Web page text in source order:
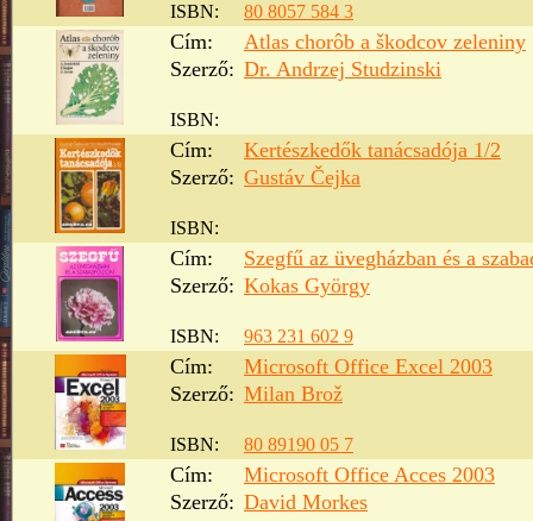
ISBN: 80 8057 584 3
Cím:
Atlas chorôb a škodcov zeleniny
Szerző: Dr. Andrzej Studzinski
ISBN:
Cím:
Kertészkedők tanácsadója 1/2
Szerző: Gustáv Čejka
ISBN:
Cím:
Szegfű az üvegházban és a
Szerző: Kokas György
ISBN: 963 231 602 9
Cím:
Microsoft Office Excel 2003
Szerző: Milan Brož
ISBN: 80 89190 05 7
Cím:
Microsoft Office Acces 2003
Szerző: David Morkes